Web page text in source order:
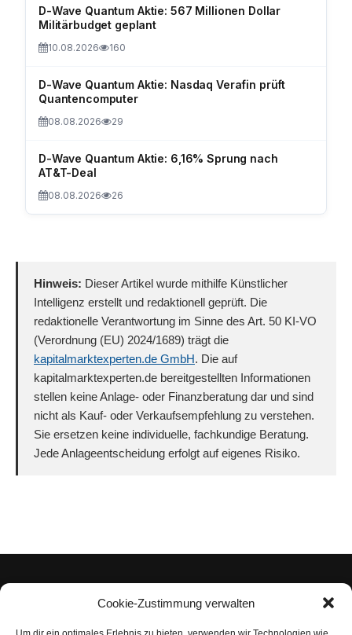
Cookie-Zustimmung verwalten
D-Wave Quantum Aktie: 567 Millionen Dollar
Militärbudget geplant
10.08.2026 160
D-Wave Quantum Aktie: Nasdaq Verafin prüft
Quantencomputer
08.08.2026 29
D-Wave Quantum Aktie: 6,16% Sprung nach
AT&T-Deal
08.08.2026 26
Hinweis: Dieser Artikel wurde mithilfe Künstlicher
Intelligenz erstellt und redaktionell geprüft. Die
redaktionelle Verantwortung im Sinne des Art. 50 KI-VO
(Verordnung (EU) 2024/1689) trägt die
kapitalmarktexperten.de GmbH. Die auf
kapitalmarktexperten.de bereitgestellten Informationen
stellen keine Anlage- oder Finanzberatung dar und sind
nicht als Kauf- oder Verkaufsempfehlung zu verstehen.
Sie ersetzen keine individuelle, fachkundige Beratung.
Jede Anlageentscheidung erfolgt auf eigenes Risiko.